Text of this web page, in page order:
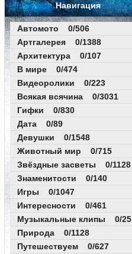
Навигация
Автомото 0/506
Артгалерея 0/1388
Архитектура 0/107
В мире 0/474
Видеоролики 0/223
Всякая всячина 0/3031
Гифки 0/830
Дата 0/89
Девушки 0/1548
Животный мир 0/715
Звёздные засветы 0/1128
Знаменитости 0/140
Игры 0/1047
Интересности 0/461
Музыкальные клипы 0/25
Природа 0/1128
Путешествуем 0/627